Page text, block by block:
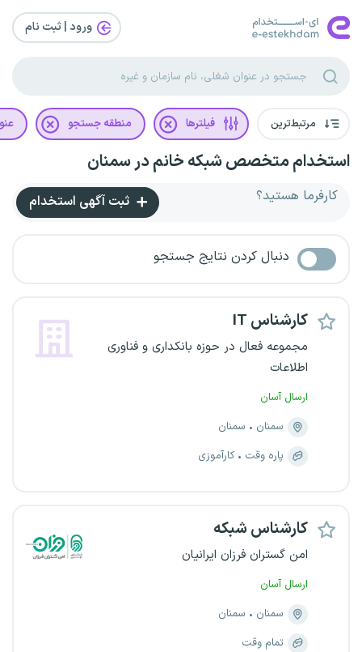
ورود | ثبت‌ نام
مرتبط‌ترین فیلترها منطقه جستجو
استخدام متخصص شبکه خانم در سمنان
کارفرما هستید؟ ثبت آگهی استخدام
دنبال کردن نتایج جستجو
کارشناس IT
مجموعه فعال در حوزه بانکداری و فناوری
اطلاعات
ارسال آسان
سمنان
سمنان
پاره وقت
کارآموزی
کارشناس شبکه
امن گستران فرزان ایرانیان
ارسال آسان
سمنان
سمنان
تمام وقت